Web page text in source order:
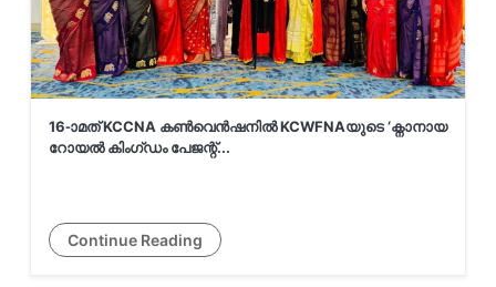
ഉദ്യോഗാർഥികളുടെ സമരത്തിൽ
ശക്തമായി ഇടപെടാനൊരുങ്ങി
ബിജെപി
ഓപ്പൺഎഐയുടെ തകർച്ച പ്രവചിച്ച്
16-ാമത് KCCNA കൺവെൻഷനിൽ KCWFNAയുടെ ‘ക്നാനായ
റോയൽ കിംഗ്ഡം പേജന്റ്...
Continue Reading